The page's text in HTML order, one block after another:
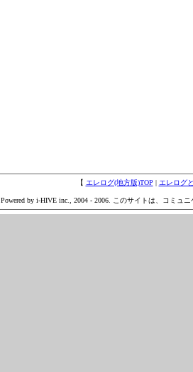
【 エレログ(地方版)TOP | エレログ
Powered by i-HIVE inc., 2004 - 2006. このサイトは、コミュ